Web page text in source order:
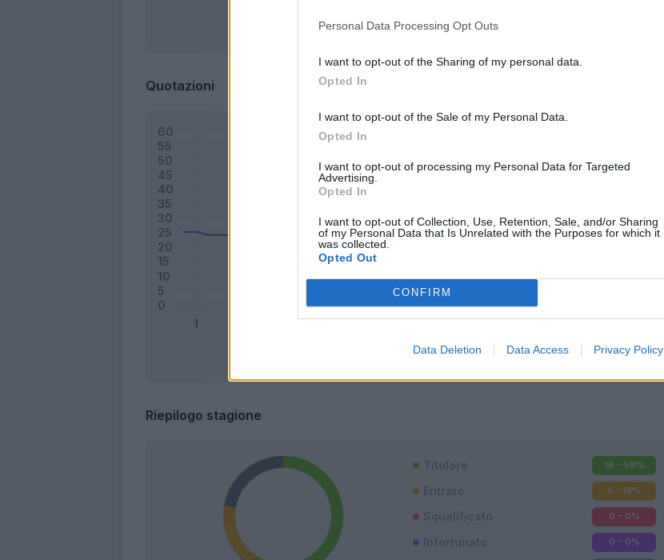
Personal Data Processing Opt Outs
I want to opt-out of the Sharing of my personal data.
Opted In
I want to opt-out of the Sale of my Personal Data.
Opted In
I want to opt-out of processing my Personal Data for Targeted
Advertising.
Opted In
I want to opt-out of Collection, Use, Retention, Sale, and/or Sharing
of my Personal Data that Is Unrelated with the Purposes for which it
was collected.
Opted Out
CONFIRM
Data Deletion Data Access Privacy Policy
Bonus Malus Presenze a voto
Quotazioni
Mantra
Riepilogo stagione
Titolare 16 - 59%
Entrato 5 - 18%
Squalificato 0 - 0%
0 - 0%